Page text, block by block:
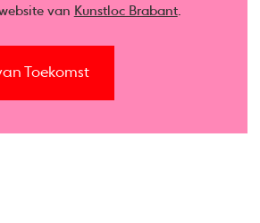
van Kunstloc Brabant.
Toekomst